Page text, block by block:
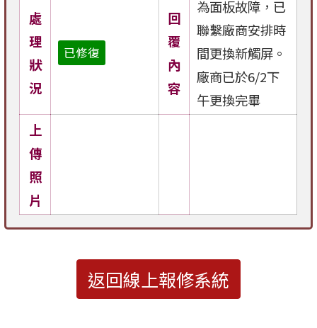
處
理
狀
況
已修復
回
覆
內
容
為面板故障，已
聯繫廠商安排時
間更換新觸屏。
廠商已於6/2下
午更換完畢
上
傳
照
片
返回線上報修系統